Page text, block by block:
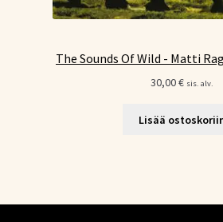
The Sounds Of Wild - Matti
30,00€ sis. alv.
Lisää